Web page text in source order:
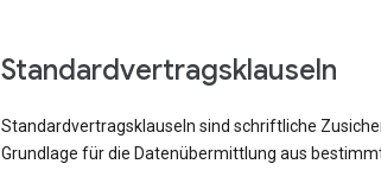
Standardvertragsklauseln
Standardvertragsklauseln sind schriftliche
Grundlage für die Datenübermittlung aus